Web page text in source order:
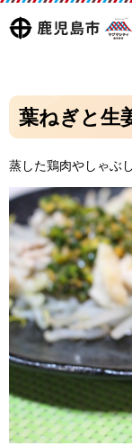
鹿児島
マグ
マシ
島市
葉ねぎと生
蒸した鶏肉やしゃぶ